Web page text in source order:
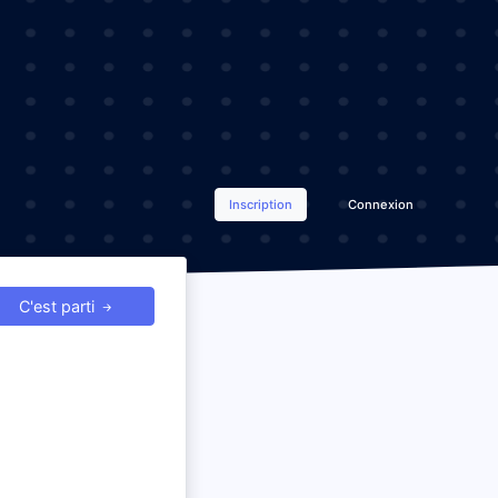
Inscription Connexion
C'est parti